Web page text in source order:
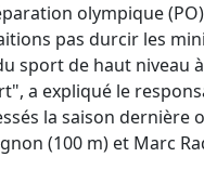
olympique
pas durcir les
sport de haut niveau
a expliqué le
la saison dernière
(100 m) et Marc